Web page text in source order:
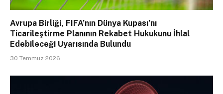
Avrupa Birliği, FIFA’nın Dünya Kupası’nı
Ticarileştirme Planının Rekabet Hukukunu İhlal
Edebileceği Uyarısında Bulundu
30 Temmuz 2026